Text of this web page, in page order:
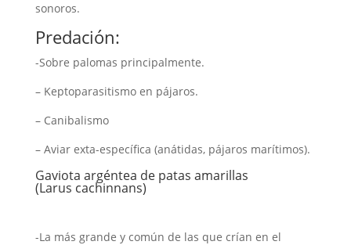
sonoros.
Predación:
-Sobre palomas principalmente.
– Keptoparasitismo en pájaros.
– Canibalismo
– Aviar exta-específica (anátidas, pájaros marítimos).
Gaviota argéntea de patas amarillas
(Larus cachinnans)
-La más grande y común de las que crían en el